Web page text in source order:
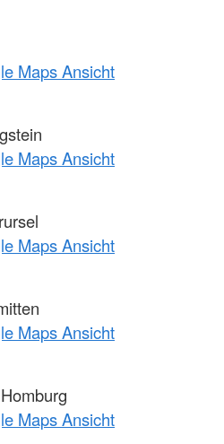
Maps Ansicht
Maps Ansicht
Maps Ansicht
Maps Ansicht
Maps Ansicht